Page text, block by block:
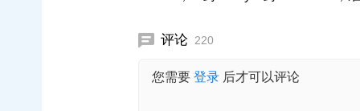
评论 220
您需要 登录 后才可以评论